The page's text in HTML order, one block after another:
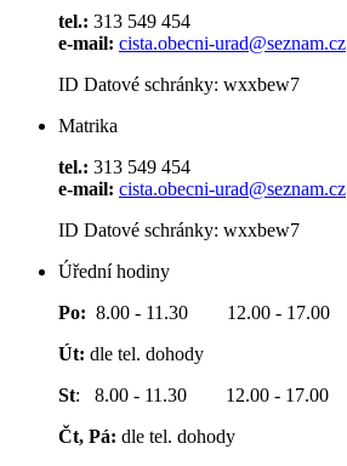
tel.: 313 549 454
e-mail: cista.obecni-urad@seznam.cz
ID Datové schránky: wxxbew7
Matrika
tel.: 313 549 454
e-mail: cista.obecni-urad@seznam.cz
ID Datové schránky: wxxbew7
Úřední hodiny
Po: 8.00 - 11.30 12.00 - 17.00
Út: dle tel. dohody
St: 8.00 - 11.30 12.00 - 17.00
Čt, Pá: dle tel. dohody